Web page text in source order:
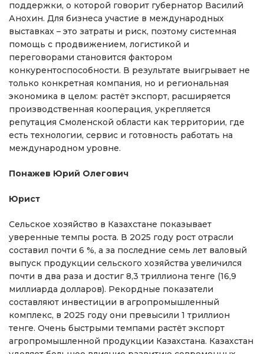
поддержки, о которой говорит губернатор Василий
Анохин. Для бизнеса участие в международных
выставках – это затраты и риск, поэтому системная
помощь с продвижением, логистикой и
переговорами становится фактором
конкурентоспособности. В результате выигрывает не
только конкретная компания, но и региональная
экономика в целом: растёт экспорт, расширяется
производственная кооперация, укрепляется
репутация Смоленской области как территории, где
есть технологии, сервис и готовность работать на
международном уровне.
Понажев Юрий Олегович
Юрист
Сельское хозяйство в Казахстане показывает
уверенные темпы роста. В 2025 году рост отрасли
составил почти 6 %, а за последние семь лет валовый
выпуск продукции сельского хозяйства увеличился
почти в два раза и достиг 8,3 триллиона тенге (16,9
миллиарда долларов). Рекордные показатели
составляют инвестиции в агропромышленный
комплекс, в 2025 году они превысили 1 триллион
тенге. Очень быстрыми темпами растёт экспорт
агропромышленной продукции Казахстана. Казахстан